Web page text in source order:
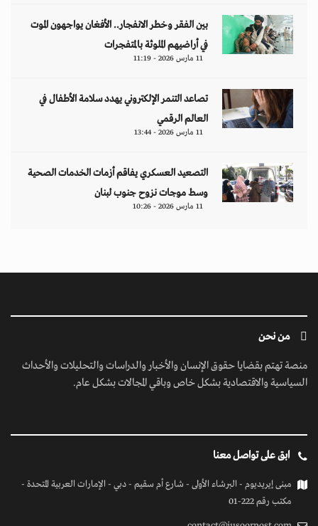
بين الفقر وخطر الانفجار.. الأفغان يواجهون الموت
في أراضيهم الملوثة بالمتفجرات
11 مارس 2026 - 11:19
تصاعد التنمر الإلكتروني يهدد سلامة الأطفال في
العالم الرقمي
11 مارس 2026 - 13:44
التصعيد العسكري يفاقم أزمات الخدمات الصحية
وسط موجات نزوح جنوب لبنان
11 مارس 2026 - 10:26
من نحن
منصة تهتم بقضايا حقوق الإنسان والأخبار والدراسات والتحليلات والأحداث
السياسية والاقتصادية بشكل خاص وباقي المجالات بشكل عام.
ابق على تواصل معنا
مبنى إيريديوم - البرشاء الأولى - شارع أم سقيم - دبي - الإمارات العربية المتحدة -
مكتب رقم 222-01